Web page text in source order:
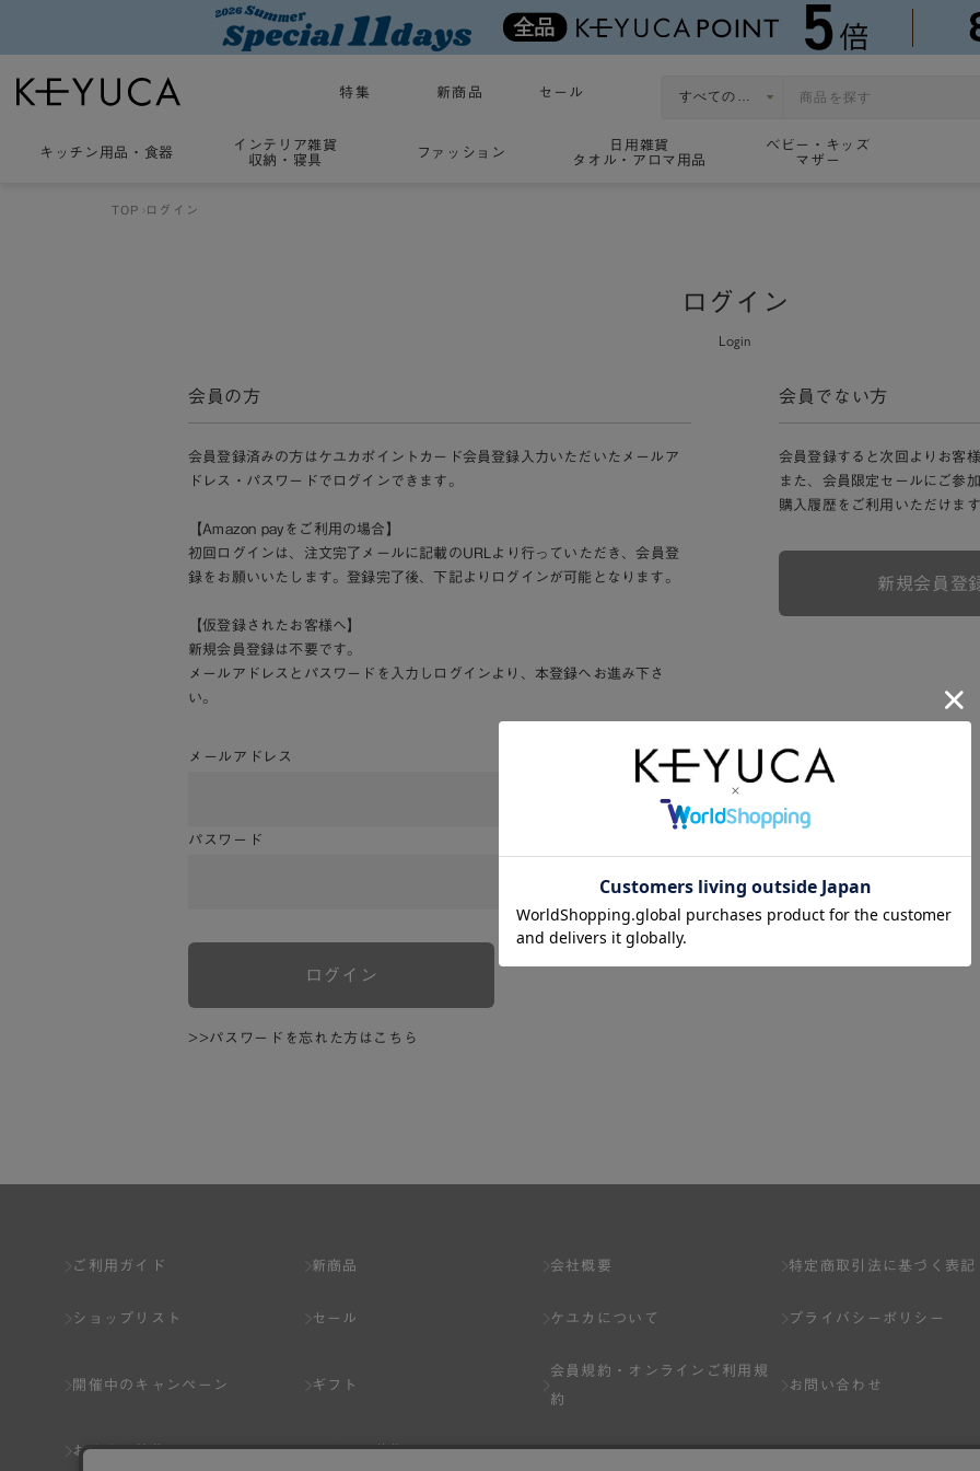
特集 新商品 セール
キッチン用品 ・ 食器
インテリア雑貨
収納・寝具
ファッション
日用雑貨
タオル・アロマ用品
ベビー・キッズ
マザー
TOP ログイン
ログイン
Login
会員の方
会員登録済みの方はケユカポイントカード会員登録入力いただいたメールア
ドレス・パスワードでログインできます。
【Amazon payをご利用の場合】
初回ログインは、注文完了メールに記載のURLより行っていただき、会員登
録をお願いいたします。登録完了後、下記よりログインが可能となります。
【仮登録されたお客様へ】
新規会員登録は不要です。
メールアドレスとパスワードを入力しログインより、本登録へお進み下さ
い。
メールアドレス
パスワード
ログイン
>>パスワードを忘れた方はこちら
会員でない方
会員登録すると次回よりお客
また、会員限定セールにご参
購入履歴をご利用いただけま
新規会員登
ご利用ガイド
ショップリスト
開催中のキャンペーン
おすすめ特集
新商品
セール
ギフト
スタッフ募集
会社概要
ケユカについて
会員規約・
オンラインご利用規
約
Q&A
特定商取引法に基づく表記
プライバシーポリシー
お問い合わせ